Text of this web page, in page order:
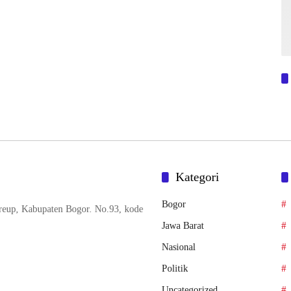
Kabupaten Bogor. No.93, kode
Kategori
Bogor
Jawa Barat
Nasional
Politik